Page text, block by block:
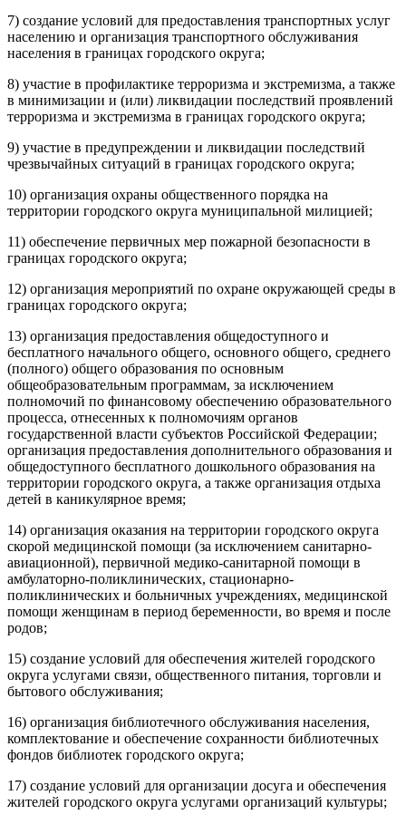
7) создание условий для предоставления транспортных услуг
населению и организация транспортного обслуживания
населения в границах городского округа;
8) участие в профилактике терроризма и экстремизма, а также
в минимизации и (или) ликвидации последствий проявлений
терроризма и экстремизма в границах городского округа;
9) участие в предупреждении и ликвидации последствий
чрезвычайных ситуаций в границах городского округа;
10) организация охраны общественного порядка на
территории городского округа муниципальной милицией;
11) обеспечение первичных мер пожарной безопасности в
границах городского округа;
12) организация мероприятий по охране окружающей среды в
границах городского округа;
13) организация предоставления общедоступного и
бесплатного начального общего, основного общего, среднего
(полного) общего образования по основным
общеобразовательным программам, за исключением
полномочий по финансовому обеспечению образовательного
процесса, отнесенных к полномочиям органов
государственной власти субъектов Российской Федерации;
организация предоставления дополнительного образования и
общедоступного бесплатного дошкольного образования на
территории городского округа, а также организация отдыха
детей в каникулярное время;
14) организация оказания на территории городского округа
скорой медицинской помощи (за исключением санитарно-
авиационной), первичной медико-санитарной помощи в
амбулаторно-поликлинических, стационарно-
поликлинических и больничных учреждениях, медицинской
помощи женщинам в период беременности, во время и после
родов;
15) создание условий для обеспечения жителей городского
округа услугами связи, общественного питания, торговли и
бытового обслуживания;
16) организация библиотечного обслуживания населения,
комплектование и обеспечение сохранности библиотечных
фондов библиотек городского округа;
17) создание условий для организации досуга и обеспечения
жителей городского округа услугами организаций культуры;